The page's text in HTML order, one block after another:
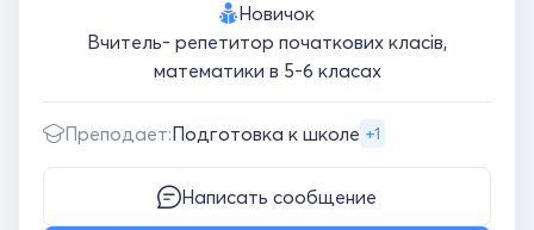
Новичок
Вчитель- репетитор початкових класів,
математики в 5-6 класах
Преподает:Подготовка к школе +1
Написать сообщение